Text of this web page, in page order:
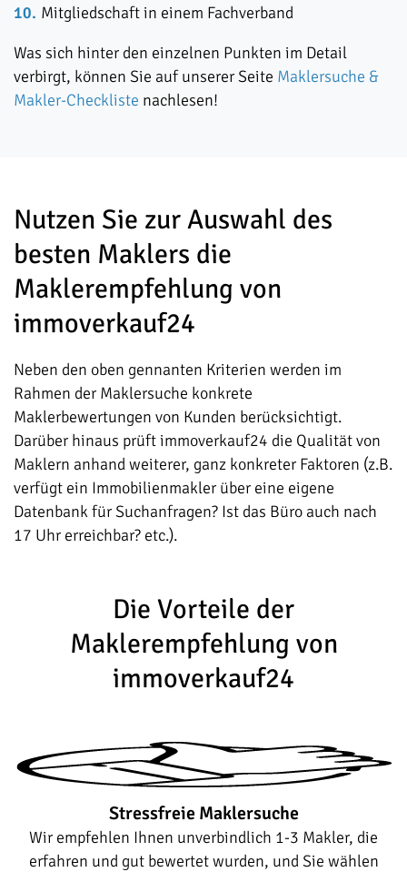
Mitgliedschaft in einem Fachverband
Was sich hinter den einzelnen Punkten im Detail
verbirgt, können Sie auf unserer Seite Maklersuche &
Makler-Checkliste nachlesen!
Nutzen Sie zur Auswahl des
besten Maklers die
Maklerempfehlung von
immoverkauf24
Neben den oben gennanten Kriterien werden im
Rahmen der Maklersuche konkrete
Maklerbewertungen von Kunden berücksichtigt.
Darüber hinaus prüft immoverkauf24 die Qualität von
Maklern anhand weiterer, ganz konkreter Faktoren (z.B.
verfügt ein Immobilienmakler über eine eigene
Datenbank für Suchanfragen? Ist das Büro auch nach
17 Uhr erreichbar? etc.).
Die Vorteile der
Maklerempfehlung von
immoverkauf24
Stressfreie Maklersuche
Wir empfehlen Ihnen unverbindlich 1-3 Makler, die
erfahren und gut bewertet wurden, und Sie wählen